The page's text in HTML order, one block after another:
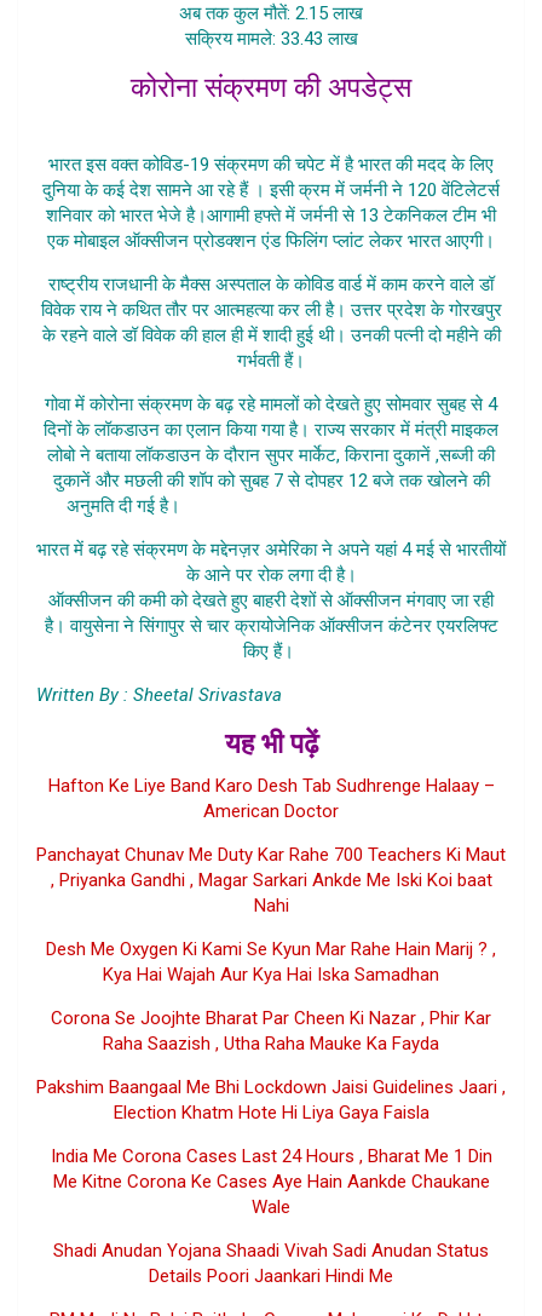
अब तक कुल मौतें: 2.15 लाख
सक्रिय मामले: 33.43 लाख
कोरोना संक्रमण की अपडेट्स
भारत इस वक्त कोविड-19 संक्रमण की चपेट में है भारत की मदद के लिए
दुनिया के कई देश सामने आ रहे हैं । इसी क्रम में जर्मनी ने 120 वेंटिलेटर्स
शनिवार को भारत भेजे है।आगामी हफ्ते में जर्मनी से 13 टेकनिकल टीम भी
एक मोबाइल ऑक्सीजन प्रोडक्शन एंड फिलिंग प्लांट लेकर भारत आएगी।
राष्ट्रीय राजधानी के मैक्स अस्पताल के कोविड वार्ड में काम करने वाले डॉ
विवेक राय ने कथित तौर पर आत्महत्या कर ली है। उत्तर प्रदेश के गोरखपुर
के रहने वाले डॉ विवेक की हाल ही में शादी हुई थी। उनकी पत्नी दो महीने की
गर्भवती हैं।
गोवा में कोरोना संक्रमण के बढ़ रहे मामलों को देखते हुए सोमवार सुबह से 4
दिनों के लॉकडाउन का एलान किया गया है। राज्य सरकार में मंत्री माइकल
लोबो ने बताया लॉकडाउन के दौरान सुपर मार्केट, किराना दुकानें ,सब्जी की
दुकानें और मछली की शॉप को सुबह 7 से दोपहर 12 बजे तक खोलने की
अनुमति दी गई है।
भारत में बढ़ रहे संक्रमण के मद्देनज़र अमेरिका ने अपने यहां 4 मई से भारतीयों
के आने पर रोक लगा दी है।
ऑक्सीजन की कमी को देखते हुए बाहरी देशों से ऑक्सीजन मंगवाए जा रही
है। वायुसेना ने सिंगापुर से चार क्रायोजेनिक ऑक्सीजन कंटेनर एयरलिफ्ट
किए हैं।
Written By : Sheetal Srivastava
यह भी पढ़ें
Hafton Ke Liye Band Karo Desh Tab Sudhrenge Halaay –
American Doctor
Panchayat Chunav Me Duty Kar Rahe 700 Teachers Ki Maut
, Priyanka Gandhi , Magar Sarkari Ankde Me Iski Koi baat
Nahi
Desh Me Oxygen Ki Kami Se Kyun Mar Rahe Hain Marij ? ,
Kya Hai Wajah Aur Kya Hai Iska Samadhan
Corona Se Joojhte Bharat Par Cheen Ki Nazar , Phir Kar
Raha Saazish , Utha Raha Mauke Ka Fayda
Pakshim Baangaal Me Bhi Lockdown Jaisi Guidelines Jaari ,
Election Khatm Hote Hi Liya Gaya Faisla
India Me Corona Cases Last 24 Hours , Bharat Me 1 Din
Me Kitne Corona Ke Cases Aye Hain Aankde Chaukane
Wale
Shadi Anudan Yojana Shaadi Vivah Sadi Anudan Status
Details Poori Jaankari Hindi Me